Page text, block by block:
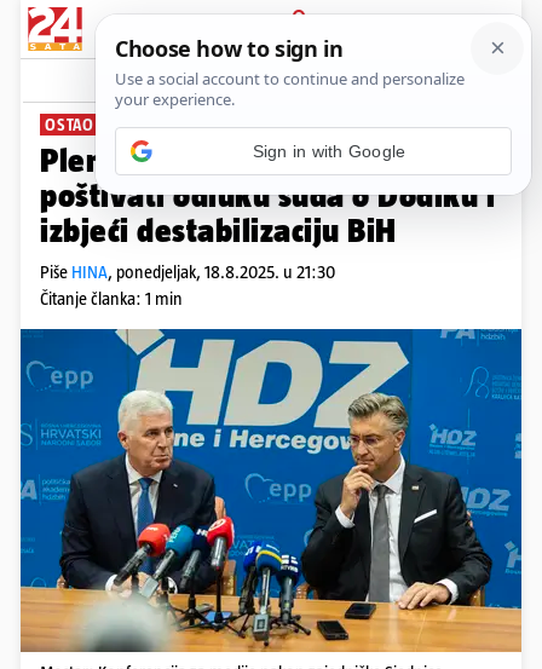
PRIJAVA
News Komentari
OSTAO BEZ MANDATA
Plenković kaže da treba
poštivati odluku suda o Dodiku i
izbjeći destabilizaciju BiH
Piše HINA, ponedjeljak, 18.8.2025. u 21:30
Čitanje članka: 1 min